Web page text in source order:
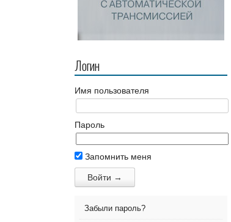
Логин
Имя пользователя
Пароль
Запомнить меня
Забыли пароль?